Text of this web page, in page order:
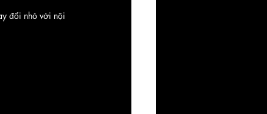
đổi nhỏ với nội